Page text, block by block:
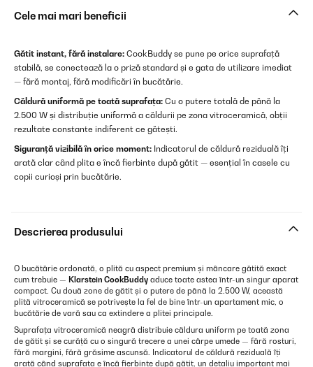
Cele mai mari beneficii
Gătit instant, fără instalare: CookBuddy se pune pe orice suprafață
stabilă, se conectează la o priză standard și e gata de utilizare imediat
— fără montaj, fără modificări în bucătărie.
Căldură uniformă pe toată suprafața: Cu o putere totală de până la
2.500 W și distribuție uniformă a căldurii pe zona vitroceramică, obții
rezultate constante indiferent ce gătești.
Siguranță vizibilă în orice moment: Indicatorul de căldură reziduală îți
arată clar când plita e încă fierbinte după gătit — esențial în casele cu
copii curioși prin bucătărie.
Descrierea produsului
O bucătărie ordonată, o plită cu aspect premium și mâncare gătită exact
cum trebuie — Klarstein CookBuddy aduce toate astea într-un singur aparat
compact. Cu două zone de gătit și o putere de până la 2.500 W, această
plită vitroceramică se potrivește la fel de bine într-un apartament mic, o
bucătărie de vară sau ca extindere a plitei principale.
Suprafața vitroceramică neagră distribuie căldura uniform pe toată zona
de gătit și se curăță cu o singură trecere a unei cârpe umede — fără rosturi,
fără margini, fără grăsime ascunsă. Indicatorul de căldură reziduală îți
arată când suprafața e încă fierbinte după gătit, un detaliu important mai